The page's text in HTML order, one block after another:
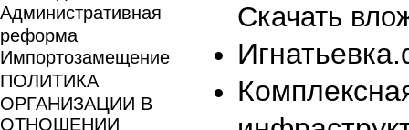
Административная
реформа
Импортозамещение
ПОЛИТИКА
ОРГАНИЗАЦИИ В
ОТНОШЕНИИ
Скачать